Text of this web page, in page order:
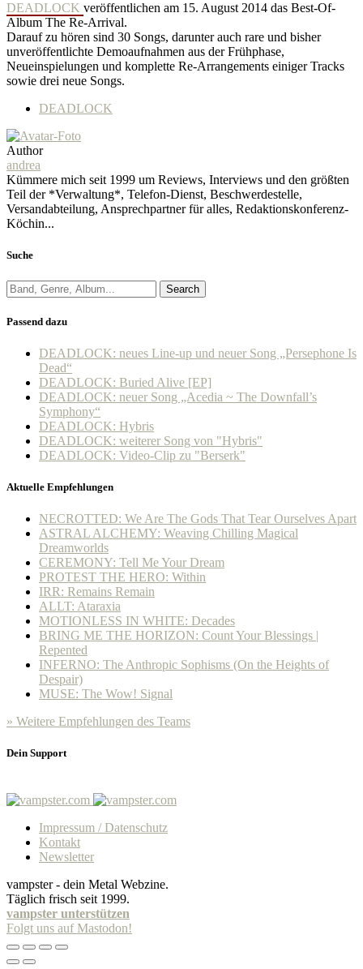
DEADLOCK veröffentlichen am 15. August 2014 das Best-Of-
Album The Re-Arrival.
Darauf zu hören sind 30 Songs, darunter auch rare und bisher
unveröffentlichte Demoaufnahmen aus der Frühphase,
Neueinspielungen und komplette Re-Arrangements einiger Tracks
sowie drei neue Songs.
DEADLOCK
Author
andrea
Kümmere mich seit 1999 um Reviews, Interviews und den größten
Teil der *Verwaltung*, Telefon-Dienst, Beschwerdestelle,
Versandabteilung, Ansprechpartner für alles, Redaktionskonferenz-
Köchin...
Suche
Search
Passend dazu
DEADLOCK: neues Line-up und neuer Song „Persephone Is
Dead“
DEADLOCK: Buried Alive [EP]
DEADLOCK: neuer Song „Acedia ~ The Downfall’s
Symphony“
DEADLOCK: Hybris
DEADLOCK: weiterer Song von "Hybris"
DEADLOCK: Video-Clip zu "Berserk"
Aktuelle Empfehlungen
NECROTTED: We Are The Gods That Tear Ourselves Apart
ASTRAL ALCHEMY: Weaving Chilling Magical
Dreamworlds
CEREMONY: Tell Me Your Dream
PROTEST THE HERO: Within
IRR: Remains Remain
ALLT: Ataraxia
MOTIONLESS IN WHITE: Decades
BRING ME THE HORIZON: Count Your Blessings |
Repented
INFERNO: The Anthropic Sophisms (On the Heights of
Despair)
MUSE: The Wow! Signal
» Weitere Empfehlungen des Teams
Dein Support
Impressum / Datenschutz
Kontakt
Newsletter
vampster - dein Metal Webzine.
Täglich frisch seit 1999.
vampster unterstützen
Folgt uns auf Mastodon!